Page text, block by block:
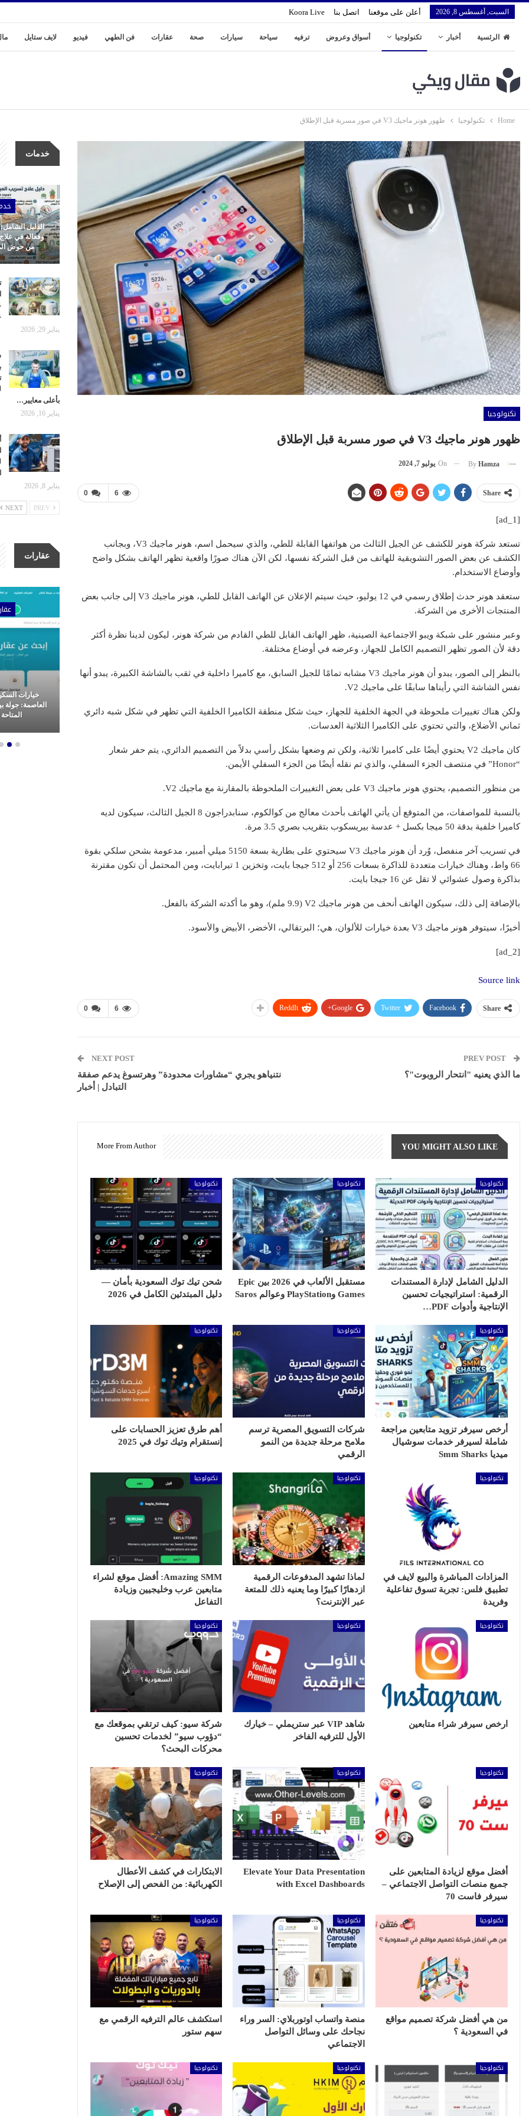
السبت, أغسطس 8, 2026 أعلن على موقعنا اتصل بنا Koora Live
الرئسية أخبار تكنولوجيا أسواق وعروض ترفيه سياحة سيارات صحة عقارات فن الطهي فيديو لايف ستايل
Home تكنولوجيا ظهور هونر ماجيك V3 في صور مسربة قبل الإطلاق
تكنولوجيا
ظهور هونر ماجيك V3 في صور مسربة قبل الإطلاق
By Hamza
On يوليو 7, 2024
0 6 Share
[ad_1]
تستعد شركة هونر للكشف عن الجيل الثالث من هواتفها القابلة للطي، والذي سيحمل اسم، هونر ماجيك V3، وبجانب
الكشف عن بعض الصور التشويقية للهاتف من قبل الشركة نفسها، لكن الآن هناك صورًا واقعية تظهر الهاتف بشكل واضح
وأوضاع الاستخدام.
ستعقد هونر حدث إطلاق رسمي في 12 يوليو، حيث سيتم الإعلان عن الهاتف القابل للطي، هونر ماجيك V3 إلى جانب بعض
المنتجات الأخرى من الشركة.
وعبر منشور على شبكة ويبو الاجتماعية الصينية، ظهر الهاتف القابل للطي القادم من شركة هونر، ليكون لدينا نظرة أكثر
دقة لأن الصور تظهر التصميم الكامل للجهاز، وعرضه في أوضاع مختلفة.
بالنظر إلى الصور، يبدو أن هونر ماجيك V3 مشابه تمامًا للجيل السابق، مع كاميرا داخلية في ثقب بالشاشة الكبيرة، يبدو أنها
نفس الشاشة التي رأيناها سابقًا على ماجيك V2.
ولكن هناك تغييرات ملحوظة في الجهة الخلفية للجهاز، حيث شكل منطقة الكاميرا الخلفية التي تظهر في شكل شبه دائري
ثماني الأضلاع، والتي تحتوي على الكاميرا الثلاثية العدسات.
كان ماجيك V2 يحتوي أيضًا على كاميرا ثلاثية، ولكن تم وضعها بشكل رأسي بدلاً من التصميم الدائري، يتم حفر شعار
“Honor” في منتصف الجزء السفلي، والذي تم نقله أيضًا من الجزء السفلي الأيمن.
من منظور التصميم، يحتوي هونر ماجيك V3 على بعض التغييرات الملحوظة بالمقارنة مع ماجيك V2.
بالنسبة للمواصفات، من المتوقع أن يأتي الهاتف بأحدث معالج من كوالكوم، سنابدراجون 8 الجيل الثالث، سيكون لديه
كاميرا خلفية بدقة 50 ميجا بكسل + عدسة بيريسكوب بتقريب بصري 3.5 مرة.
في تسريب آخر منفصل، وُرد أن هونر ماجيك V3 سيحتوي على بطارية بسعة 5150 ميلي أمبير، مدعومة بشحن سلكي بقوة
66 واط، وهناك خيارات متعددة للذاكرة بسعات 256 أو 512 جيجا بايت، وتخزين 1 تيرابايت، ومن المحتمل أن تكون مقترنة
بذاكرة وصول عشوائي لا تقل عن 16 جيجا بايت.
بالإضافة إلى ذلك، سيكون الهاتف أنحف من هونر ماجيك V2 (9.9 ملم)، وهو ما أكدته الشركة بالفعل.
أخيرًا، سيتوفر هونر ماجيك V3 بعدة خيارات للألوان، هي؛ البرتقالي، الأخضر، الأبيض والأسود.
[ad_2]
Source link
0 6 Share
Facebook
Twitter
Google+
ReddIt
ما الذي يعنيه "انتحار الروبوت"؟
NEXT POST
نتنياهو يجري “مشاورات محدودة” وهرتسوغ يدعم صفقة
التبادل | أخبار
YOU MIGHT ALSO LIKE
More From Author
تكنولوجيا
الدليل الشامل لإدارة المستندات
الرقمية: استراتيجيات تحسين
الإنتاجية وأدوات PDF…
تكنولوجيا
مستقبل الألعاب في 2026 بين Epic
Games وPlayStation وعوالم Saros
تكنولوجيا
شحن تيك توك السعودية بأمان —
دليل المبتدئين الكامل في 2026
تكنولوجيا
أرخص سيرفر تزويد متابعين مراجعة
شاملة لسيرفر خدمات سوشيال
ميديا Smm Sharks
تكنولوجيا
شركات التسويق المصرية ترسم
ملامح مرحلة جديدة من النمو
الرقمي
تكنولوجيا
أهم طرق تعزيز الحسابات على
إنستقرام وتيك توك في 2025
تكنولوجيا
المزادات المباشرة والبيع لايف في
تطبيق فلس: تجربة تسوق تفاعلية
وفريدة
تكنولوجيا
لماذا تشهد المدفوعات الرقمية
ازدهارًا كبيرًا وما يعنيه ذلك للمتعة
عبر الإنترنت؟
تكنولوجيا
Amazing SMM: أفضل موقع لشراء
متابعين عرب وخليجيين وزيادة
التفاعل
تكنولوجيا
ارخص سيرفر شراء متابعين
تكنولوجيا
شاهد VIP عبر ستريملي – خيارك
الأول للترفيه الفاخر
تكنولوجيا
شركة سيو: كيف ترتقي بموقعك مع
“دؤوب سيو” لخدمات تحسين
محركات البحث؟
تكنولوجيا
أفضل موقع لزيادة المتابعين على
جميع منصات التواصل الاجتماعي –
سيرفر فاست 70
تكنولوجيا
Elevate Your Data Presentation
with Excel Dashboards
تكنولوجيا
الابتكارات في كشف الأعطال
الكهربائية: من الفحص إلى الإصلاح
تكنولوجيا
من هي أفضل شركة تصميم مواقع
في السعودية ؟
تكنولوجيا
منصة واتساب اوتوربلاي: السر وراء
نجاحك على وسائل التواصل
الاجتماعي
تكنولوجيا
استكشف عالم الترفيه الرقمي مع
سهم ستور
تكنولوجيا تكنولوجيا تكنولوجيا
خدمات
الدليل
وفعالة في
من حوض
يناير 29, 2026
بأعلى معايير…
يناير 16, 2026
يناير 8, 2026
NEXT
عقارات
رقمية في عالم العقارات
القاهرة
خيارات
العاصمة: جولة
المتاحة